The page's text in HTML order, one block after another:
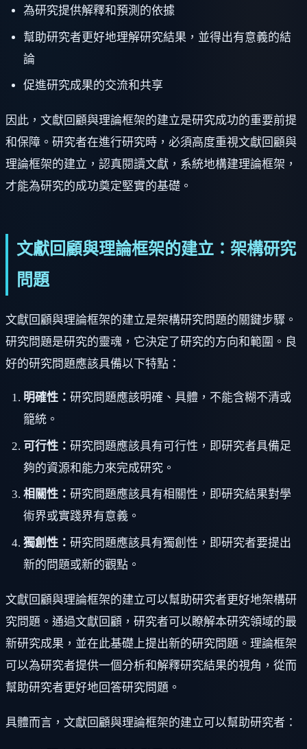
為研究提供解釋和預測的依據
幫助研究者更好地理解研究結果，並得出有意義的結
論
促進研究成果的交流和共享
因此，文獻回顧與理論框架的建立是研究成功的重要前提
和保障。研究者在進行研究時，必須高度重視文獻回顧與
理論框架的建立，認真閱讀文獻，系統地構建理論框架，
才能為研究的成功奠定堅實的基礎。
文獻回顧與理論框架的建立：架構研究
問題
文獻回顧與理論框架的建立是架構研究問題的關鍵步驟。
研究問題是研究的靈魂，它決定了研究的方向和範圍。良
好的研究問題應該具備以下特點：
明確性： 研究問題應該明確、具體，不能含糊不清或
籠統。
可行性： 研究問題應該具有可行性，即研究者具備足
夠的資源和能力來完成研究。
相關性： 研究問題應該具有相關性，即研究結果對學
術界或實踐界有意義。
獨創性： 研究問題應該具有獨創性，即研究者要提出
新的問題或新的觀點。
文獻回顧與理論框架的建立可以幫助研究者更好地架構研
究問題。通過文獻回顧，研究者可以瞭解本研究領域的最
新研究成果，並在此基礎上提出新的研究問題。理論框架
可以為研究者提供一個分析和解釋研究結果的視角，從而
幫助研究者更好地回答研究問題。
具體而言，文獻回顧與理論框架的建立可以幫助研究者：